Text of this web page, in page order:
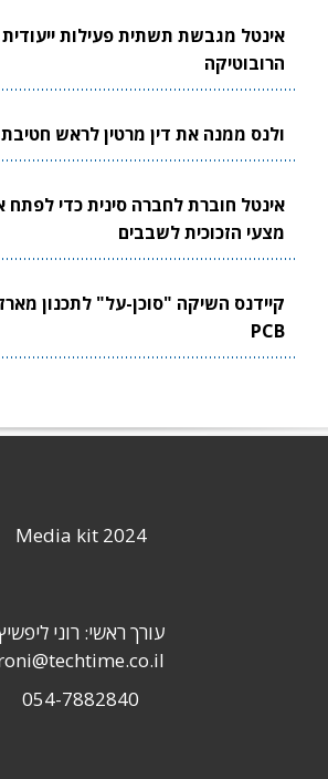
אינטל מגבשת תשתית פעילות
הרובוטיקה
ולנס ממנה את דין מרטין לראש
אינטל חוברת לחברה סינית כדי
מצעי הזכוכית לשבבים
קיידנס השיקה "סוכן-על" לתכנון
PCB
Media kit 2024
עורך ראשי: רוני
054-7882840